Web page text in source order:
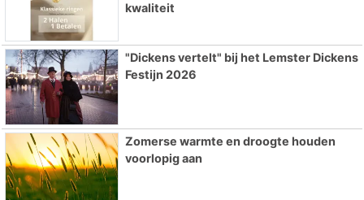
kwaliteit
"Dickens vertelt" bij het Lemster Dickens
Festijn 2026
Zomerse warmte en droogte houden
voorlopig aan